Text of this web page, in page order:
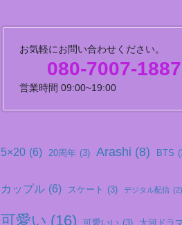
お気軽にお問い合わせください。
080-7007-1887
営業時間 09:00~19:00
5×20 (6) 20周年 (3) Arashi (8) BTS
カップル (6) スケート (3) デジタル配信 (2)
可愛い (16)